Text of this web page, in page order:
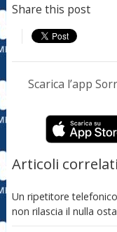
Share this post
Scarica l’app
Articoli correlati
Un ripetitore
non rilascia il nulla